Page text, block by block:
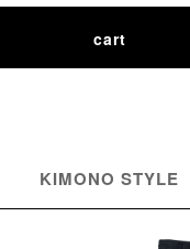
cart
KIMONO STYLE